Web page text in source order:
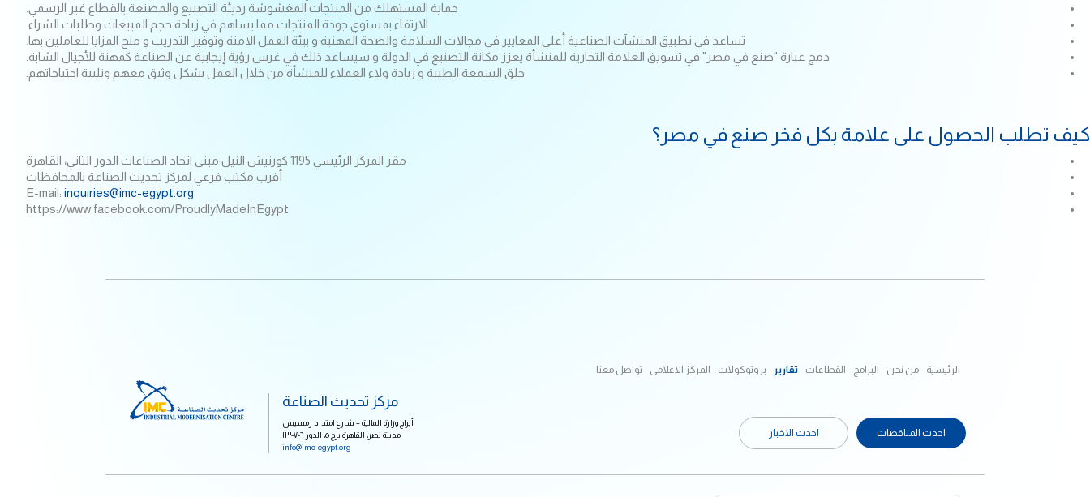
حماية المستهلك من المنتجات المغشوشة رديئة التصنيع والمصنعة بالقطاع غير الرسمي.
الارتقاء بمستوي جودة المنتجات مما يساهم في زيادة حجم المبيعات وطلبات الشراء.
تساعد في تطبيق المنشآت الصناعية أعلى المعايير في مجالات السلامة والصحة المهنية و بيئة العمل الآمنة وتوفير التدريب و منح المزايا للعاملين بها.
دمج عبارة "صنع في مصر" في تسويق العلامة التجارية للمنشأة يعزز مكانة التصنيع في الدولة و سيساعد ذلك في غرس رؤية إيجابية عن الصناعة كمهنة للأجيال الشابة.
خلق السمعة الطيبة و زيادة ولاء العملاء للمنشأة من خلال العمل بشكل وثيق معهم وتلبية احتياجاتهم.
كيف تطلب الحصول على علامة بكل فخر صنع في مصر؟
مقر المركز الرئيسي 1195 كورنيش النيل مبني اتحاد الصناعات الدور الثاني، القاهرة
أقرب مكتب فرعي لمركز تحديث الصناعة بالمحافظات
E-mail: inquiries@imc-egypt.org
https://www.facebook.com/ProudlyMadeInEgypt
الرئيسية من نحن البرامج القطاعات تقارير بروتوكولات المركز الاعلامى تواصل معنا
احدث المناقصات احدث الاخبار
مركز تحديث الصناعة
أبراج وزارة المالية – شارع امتداد رمسيس
مدينة نصر، القاهرة برج ٥، الدور ٦-٧-١٣
info@imc-egypt.org